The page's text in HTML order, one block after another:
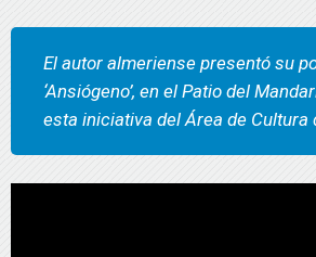
El autor almeriense presentó su
‘Ansiógeno’, en el Patio del
esta iniciativa del Área de Cultura